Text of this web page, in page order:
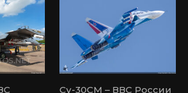
Су-30СМ – ВВС России